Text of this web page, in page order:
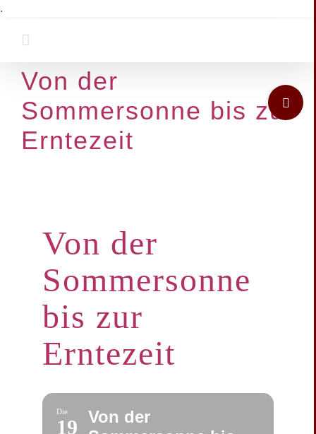
.
Von der
Sommersonne bis zur
Erntezeit
Von der
Sommersonne
bis zur
Erntezeit
Die
19 Von der
Toggle
Sliding